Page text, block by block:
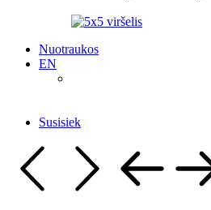
Nuotraukos
EN
Susisiek